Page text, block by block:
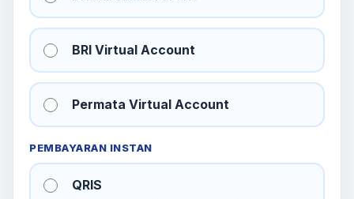
BRI Virtual Account
Permata Virtual Account
PEMBAYARAN INSTAN
QRIS